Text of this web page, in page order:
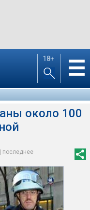
18+ ☰
около 100
последнее